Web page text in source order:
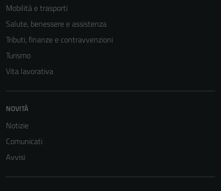
Mobilità e trasporti
Salute, benessere e assistenza
Tributi, finanze e contravvenzioni
Turismo
Vita lavorativa
NOVITÀ
Notizie
Comunicati
Avvisi